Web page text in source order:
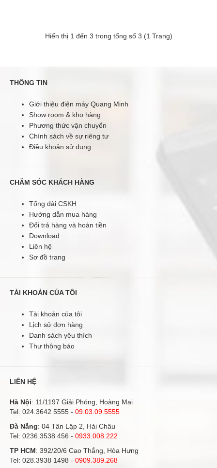
Dune HD TV-303D..
Hiển thị 1 đến 3 trong tổng số 3 (1 Trang)
THÔNG TIN
Giới thiệu điện máy Quang Minh
Show room & kho hàng
Phương thức vận chuyển
Chính sách về sự riêng tư
Điều khoản sử dụng
CHĂM SÓC KHÁCH HÀNG
Tổng đài CSKH
Hướng dẫn mua hàng
Đổi trả hàng và hoàn tiền
Download
Liên hệ
Sơ đồ trang
TÀI KHOẢN CỦA TÔI
Tài khoản của tôi
Lịch sử đơn hàng
Danh sách yêu thích
Thư thông báo
LIÊN HỆ
Hà Nội: 11/1197 Giải Phóng, Hoàng Mai
Tel: 024.3642 5555 - 09.03.09.5555
Đà Nẵng: 04 Tân Lập 2, Hải Châu
Tel: 0236.3538 456 - 0933.008.222
TP HCM: 392/20/6 Cao Thắng, Hòa Hưng
Tel: 028.3938 1498 - 0909.389.268